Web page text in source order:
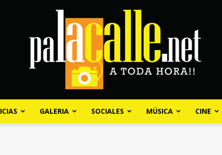
GALERIA SOCIALES MÚSICA CINE